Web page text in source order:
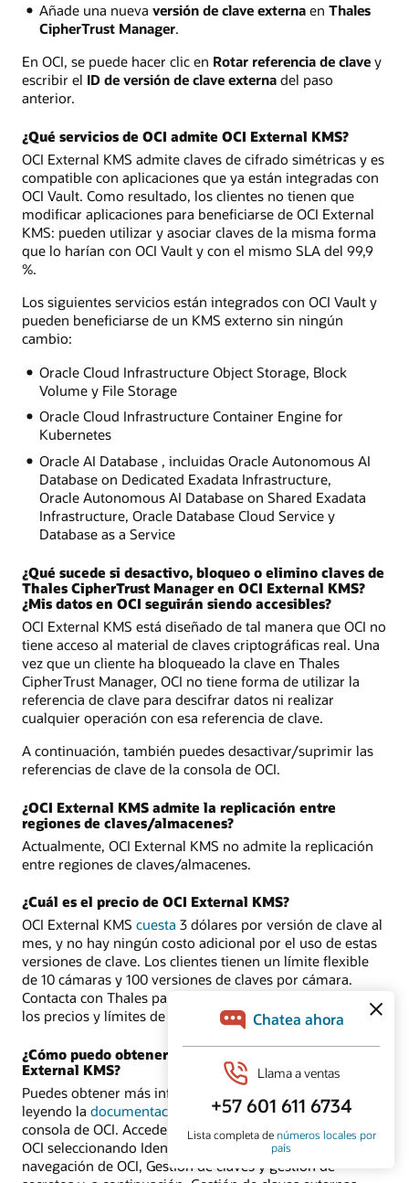
Añade una nueva versión de clave externaen Thales
CipherTrust Manager.
En OCI, se puede hacer clic en Rotar referencia de clave y
escribir el ID de versión de clave externa del paso
anterior.
¿Qué servicios de OCI admite OCI External KMS?
OCI External KMS admite claves de cifrado simétricas y es
compatible con aplicaciones que ya están integradas con
OCI Vault. Como resultado, los clientes no tienen que
modificar aplicaciones para beneficiarse de OCI External
KMS: pueden utilizar y asociar claves de la misma forma
que lo harían con OCI Vault y con el mismo SLA del 99,9
%.
Los siguientes servicios están integrados con OCI Vault y
pueden beneficiarse de un KMS externo sin ningún
cambio:
Oracle Cloud Infrastructure Object Storage, Block
Volume y File Storage
Oracle Cloud Infrastructure Container Engine for
Kubernetes
Oracle AI Database , incluidas Oracle Autonomous AI
Database on Dedicated Exadata Infrastructure,
Oracle Autonomous AI Database on Shared Exadata
Infrastructure, Oracle Database Cloud Service y
Database as a Service
¿Qué sucede si desactivo, bloqueo o elimino claves de
Thales CipherTrust Manager en OCI External KMS?
¿Mis datos en OCI seguirán siendo accesibles?
OCI External KMS está diseñado de tal manera que OCI no
tiene acceso al material de claves criptográficas real. Una
vez que un cliente ha bloqueado la clave en Thales
CipherTrust Manager, OCI no tiene forma de utilizar la
referencia de clave para descifrar datos ni realizar
cualquier operación con esa referencia de clave.
A continuación, también puedes desactivar/suprimir las
referencias de clave de la consola de OCI.
¿OCI External KMS admite la replicación entre
regiones de claves/almacenes?
Actualmente, OCI External KMS no admite la replicación
entre regiones de claves/almacenes.
¿Cuál es el precio de OCI External KMS?
OCI External KMS cuesta 3 dólares por versión de clave al
mes, y no hay ningún costo adicional por el uso de estas
versiones de clave. Los clientes tienen un límite flexible
de 10 cámaras y 100 versiones de claves por cámara.
Contacta con Thales para obtener más información sobre
los precios y límites de CipherTrust Manager.
¿Cómo puedo obtener más información sobre OCI
External KMS?
Puedes obtener más información sobre OCI External KMS
leyendo la documentación técnicao probándolo en la
consola de OCI. Accede a
External KMSen la consola de
OCI seleccionando Identidad y seguridad en el menú de
navegación de OCI, Gestión de claves y gestión de